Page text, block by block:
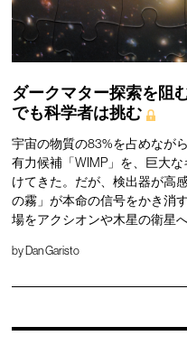
ダークマター探索を阻
でも科学者は挑む
宇宙の物質の83%を占めなが
有力候補「WIMP」を、巨大
けてきた。だが、検出器が高
の霧」が本命の信号をかき消
場をアクシオンや木星の衛星
by Dan Garisto